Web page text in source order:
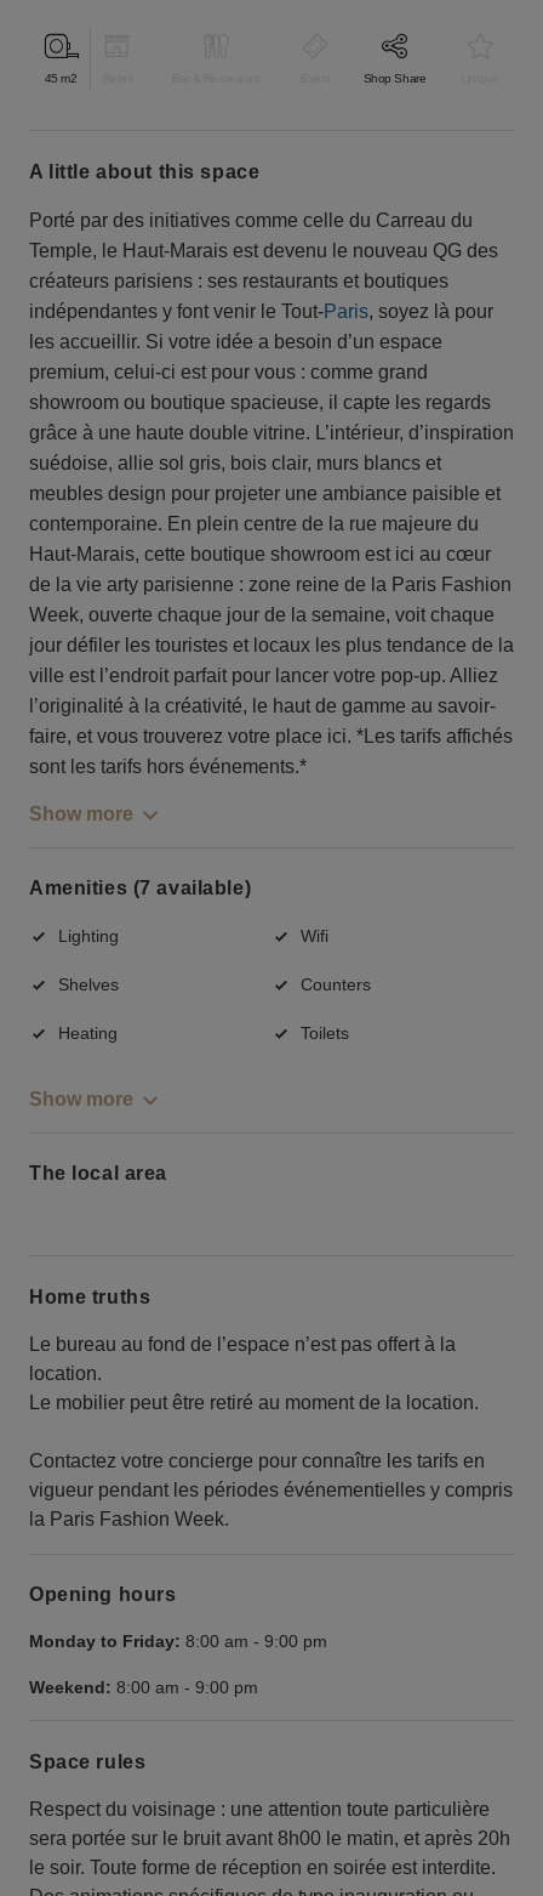
45 m2 Shop Share
a little about this space
Porté par des initiatives comme celle du Carreau du
Temple, le Haut-Marais est devenu le nouveau QG des
créateurs parisiens : ses restaurants et boutiques
indépendantes y font venir le Tout-Paris, soyez là pour
les accueillir. Si votre idée a besoin d’un espace
premium, celui-ci est pour vous : comme grand
showroom ou boutique spacieuse, il capte les regards
grâce à une haute double vitrine. L’intérieur, d’inspiration
suédoise, allie sol gris, bois clair, murs blancs et
meubles design pour projeter une ambiance paisible et
contemporaine. En plein centre de la rue majeure du
Haut-Marais, cette boutique showroom est ici au cœur
de la vie arty parisienne : zone reine de la Paris Fashion
Week, ouverte chaque jour de la semaine, voit chaque
jour défiler les touristes et locaux les plus tendance de la
ville est l’endroit parfait pour lancer votre pop-up. Alliez
l’originalité à la créativité, le haut de gamme au savoir-
faire, et vous trouverez votre place ici. *Les tarifs affichés
sont les tarifs hors événements.*
Show more
Amenities (7 available)
Lighting Wifi
Shelves Counters
Heating Toilets
Show more
The local area
Home truths
Le bureau au fond de l’espace n’est pas offert à la
location.
Le mobilier peut être retiré au moment de la location.
Contactez votre concierge pour connaître les tarifs en
vigueur pendant les périodes événementielles y compris
la Paris Fashion Week.
Opening hours
Monday to Friday: 8:00 am - 9:00 pm
Weekend: 8:00 am - 9:00 pm
Space rules
Respect du voisinage : une attention toute particulière
sera portée sur le bruit avant 8h00 le matin, et après 20h
le soir. Toute forme de réception en soirée est interdite.